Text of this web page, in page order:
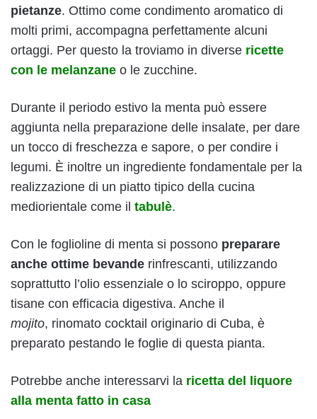
pietanze. Ottimo come condimento aromatico di
molti primi, accompagna perfettamente alcuni
ortaggi. Per questo la troviamo in diverse ricette
con le melanzane o le zucchine.
Durante il periodo estivo la menta può essere
aggiunta nella preparazione delle insalate, per dare
un tocco di freschezza e sapore, o per condire i
legumi. È inoltre un ingrediente fondamentale per la
realizzazione di un piatto tipico della cucina
mediorientale come il tabulè.
Con le foglioline di menta si possono preparare
anche ottime bevande rinfrescanti, utilizzando
soprattutto l’olio essenziale o lo sciroppo, oppure
tisane con efficacia digestiva. Anche il
mojito, rinomato cocktail originario di Cuba, è
preparato pestando le foglie di questa pianta.
Potrebbe anche interessarvi la ricetta del liquore
alla menta fatto in casa